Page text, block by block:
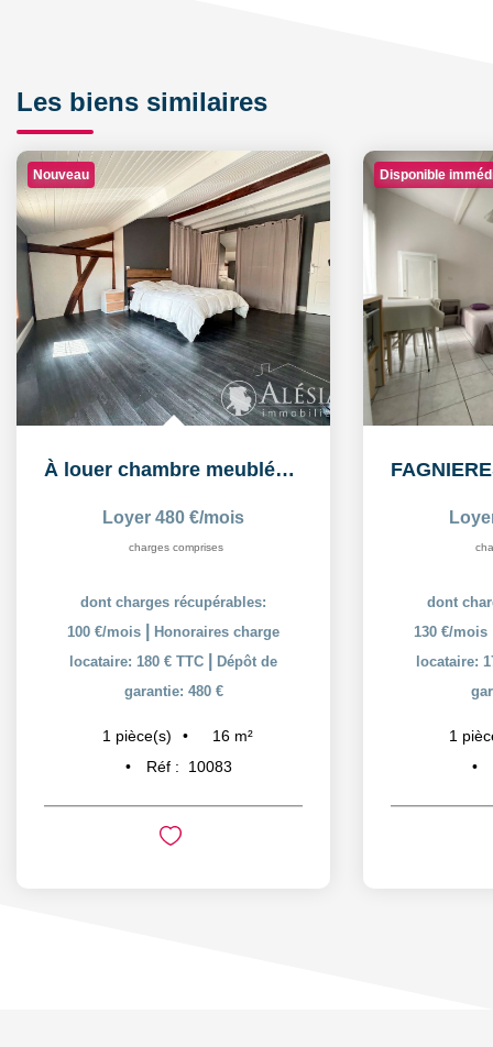
Les biens similaires
Nouveau
À louer chambre meublée de 16,26 m² dans un logement...
Loyer 480 €/mois
charges comprises
dont charges récupérables:
100 €/mois
Honoraires charge
locataire: 180 € TTC
Dépôt de
garantie: 480 €
1 pièce(s) 16 m²
Réf :
10083
Disponible
dont
130 €/mois
locataire:
1